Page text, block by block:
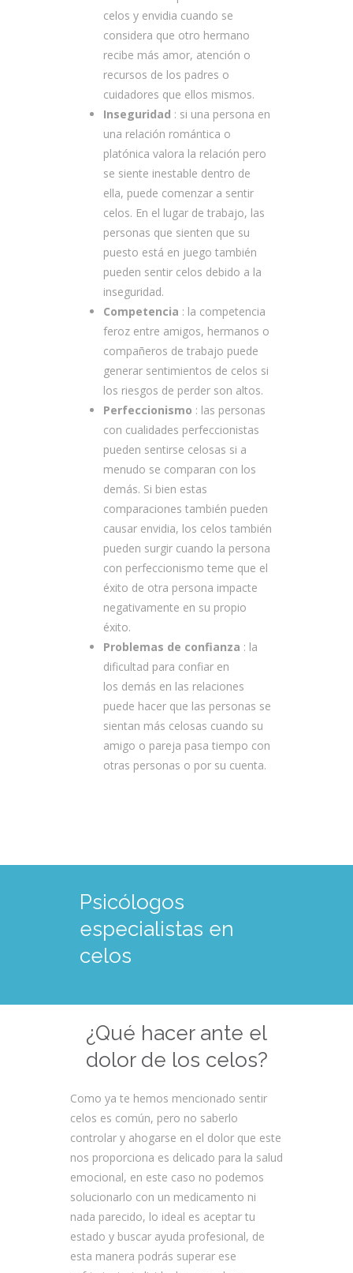
celos y envidia cuando se
considera que otro hermano
recibe más amor, atención o
recursos de los padres o
cuidadores que ellos mismos.
Inseguridad : si una persona en
una relación romántica o
platónica valora la relación pero
se siente inestable dentro de
ella, puede comenzar a sentir
celos. En el lugar de trabajo, las
personas que sienten que su
puesto está en juego también
pueden sentir celos debido a la
inseguridad.
Competencia : la competencia
feroz entre amigos, hermanos o
compañeros de trabajo puede
generar sentimientos de celos si
los riesgos de perder son altos.
Perfeccionismo : las personas
con cualidades perfeccionistas
pueden sentirse celosas si a
menudo se comparan con los
demás. Si bien estas
comparaciones también pueden
causar envidia, los celos también
pueden surgir cuando la persona
con perfeccionismo teme que el
éxito de otra persona impacte
negativamente en su propio
éxito.
Problemas de confianza : la
dificultad para confiar en
los demás en las relaciones
puede hacer que las personas se
sientan más celosas cuando su
amigo o pareja pasa tiempo con
otras personas o por su cuenta.
Psicólogos
especialistas en
celos
¿Qué hacer ante el
dolor de los celos?
Como ya te hemos mencionado sentir
celos es común, pero no saberlo
controlar y ahogarse en el dolor que este
nos proporciona es delicado para la salud
emocional, en este caso no podemos
solucionarlo con un medicamento ni
nada parecido, lo ideal es aceptar tu
estado y buscar ayuda profesional, de
esta manera podrás superar ese